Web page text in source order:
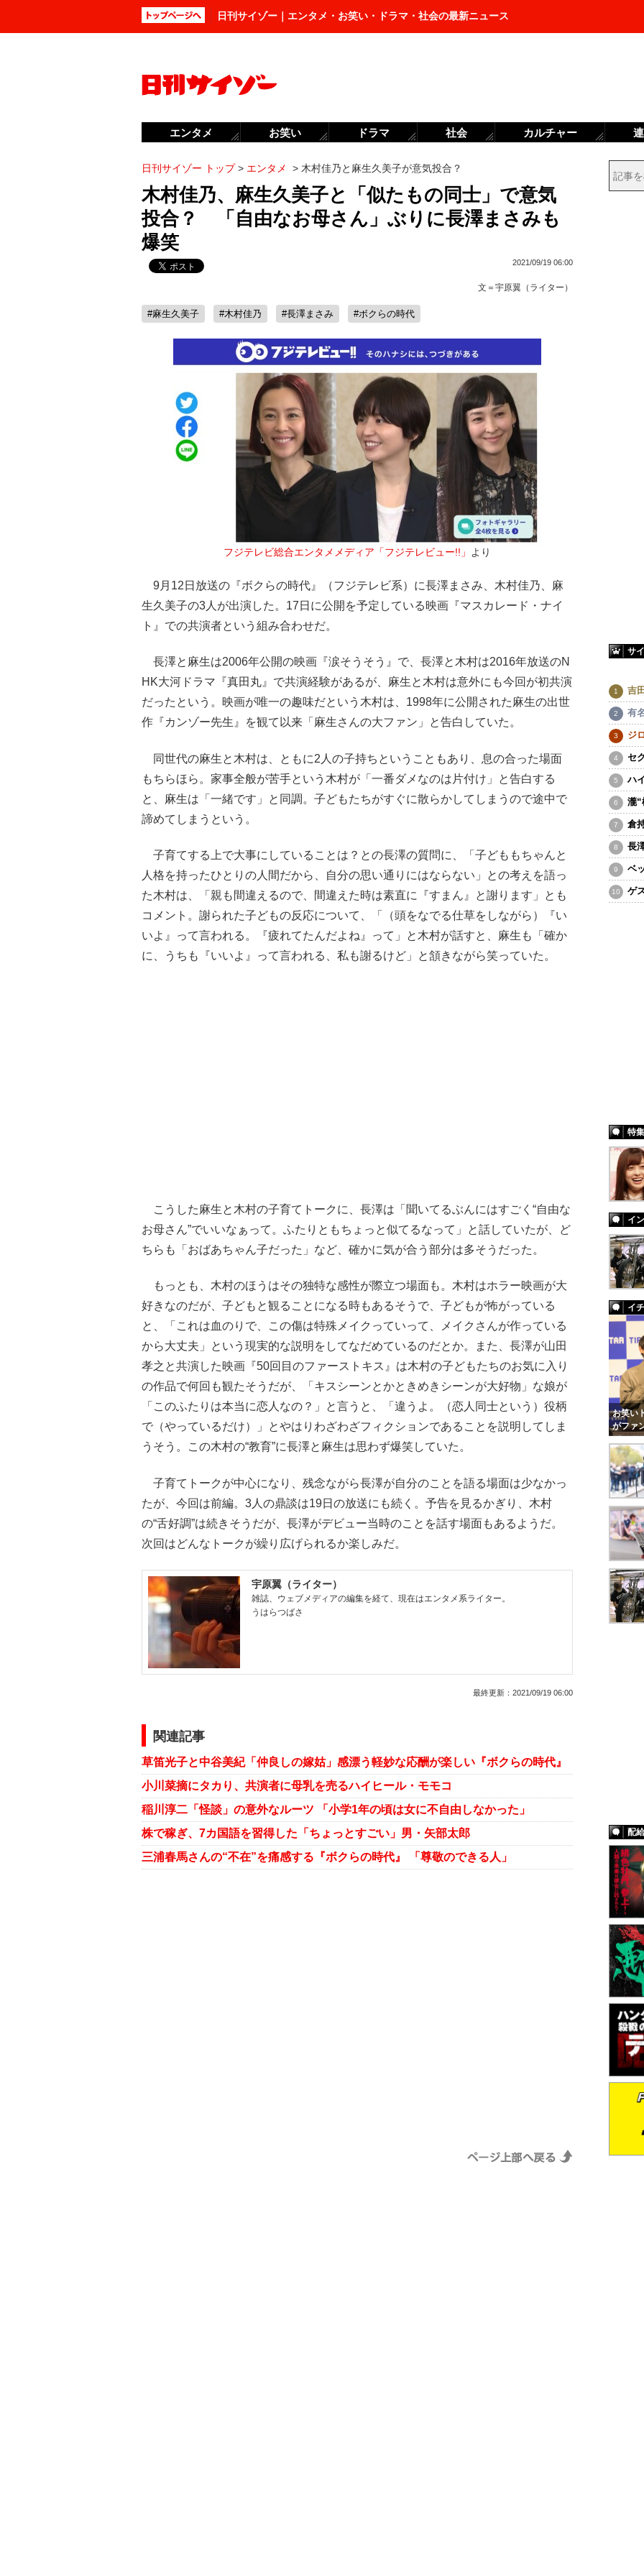
日刊サイゾー｜エンタメ・お笑い・ドラマ・社会の最新ニュース
日刊サイゾー トップ> エンタメ > 木村佳乃と麻生久美子が意気投合？
木村佳乃、麻生久美子と「似たもの同士」で意気
投合？ 「自由なお母さん」ぶりに長澤まさみも
爆笑
2021/09/19 06:00
文＝ 宇原翼（ライター）
#麻生久美子 #木村佳乃 #長澤まさみ #ボクらの時代
フジテレビ総合エンタメメディア「フジテレビュー!!」 より
9月12日放送の『ボクらの時代』（フジテレビ系）に長澤まさみ、木村佳乃、麻
生久美子の3人が出演した。17日に公開を予定している映画『マスカレード・ナイ
ト』での共演者という組み合わせだ。
長澤と麻生は2006年公開の映画『涙そうそう』で、長澤と木村は2016年放送のN
HK大河ドラマ『真田丸』で共演経験があるが、麻生と木村は意外にも今回が初共演
だったという。映画が唯一の趣味だという木村は、1998年に公開された麻生の出世
作『カンゾー先生』を観て以来「麻生さんの大ファン」と告白していた。
同世代の麻生と木村は、ともに2人の子持ちということもあり、息の合った場面
もちらほら。家事全般が苦手という木村が「一番ダメなのは片付け」と告白する
と、麻生は「一緒です」と同調。子どもたちがすぐに散らかしてしまうので途中で
諦めてしまうという。
子育てする上で大事にしていることは？との長澤の質問に、「子どももちゃんと
人格を持ったひとりの人間だから、自分の思い通りにはならない」との考えを語っ
た木村は、「親も間違えるので、間違えた時は素直に『すまん』と謝ります」とも
コメント。謝られた子どもの反応について、「（頭をなでる仕草をしながら）『い
いよ』って言われる。『疲れてたんだよね』って」と木村が話すと、麻生も「確か
に、うちも『いいよ』って言われる、私も謝るけど」と頷きながら笑っていた。
こうした麻生と木村の子育てトークに、長澤は「聞いてるぶんにはすごく“自由な
お母さん”でいいなぁって。ふたりともちょっと似てるなって」と話していたが、ど
ちらも「おばあちゃん子だった」など、確かに気が合う部分は多そうだった。
もっとも、木村のほうはその独特な感性が際立つ場面も。木村はホラー映画が大
好きなのだが、子どもと観ることになる時もあるそうで、子どもが怖がっている
と、「これは血のりで、この傷は特殊メイクっていって、メイクさんが作っている
から大丈夫」という現実的な説明をしてなだめているのだとか。また、長澤が山田
孝之と共演した映画『50回目のファーストキス』は木村の子どもたちのお気に入り
の作品で何回も観たそうだが、「キスシーンとかときめきシーンが大好物」な娘が
「このふたりは本当に恋人なの？」と言うと、「違うよ。（恋人同士という）役柄
で（やっているだけ）」とやはりわざわざフィクションであることを説明してしま
うそう。この木村の“教育”に長澤と麻生は思わず爆笑していた。
子育てトークが中心になり、残念ながら長澤が自分のことを語る場面は少なかっ
たが、今回は前編。3人の鼎談は19日の放送にも続く。予告を見るかぎり、木村
の“舌好調”は続きそうだが、長澤がデビュー当時のことを話す場面もあるようだ。
次回はどんなトークが繰り広げられるか楽しみだ。
宇原翼（ライター）
雑誌、ウェブメディアの編集を経て、現在はエンタメ系ライター。
うはらつばさ
最終更新： 2021/09/19 06:00
関連記事
草笛光子と中谷美紀「仲良しの嫁姑」感漂う軽妙な応酬が楽しい『ボクらの時代』
小川菜摘にタカり、共演者に母乳を売るハイヒール・モモコ
稲川淳二「怪談」の意外なルーツ 「小学1年の頃は女に不自由しなかった」
株で稼ぎ、7カ国語を習得した「ちょっとすごい」男・矢部太郎
三浦春馬さんの“不在”を痛感する『ボクらの時代』 「尊敬のできる人」
サ
吉
有
ジ
セ
ハ
瀧“
倉
長
ベ
ゲ
特集
イ
イ
お笑い
がファ
配
エンタメ お笑い ドラマ 社会 カルチャー